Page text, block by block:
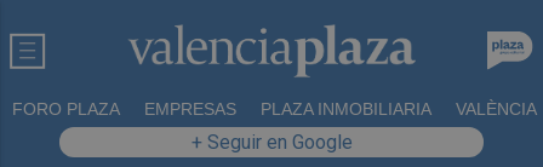
FORO PLAZA EMPRESAS PLAZA INMOBILIARIA VALÈNCIA
+ Seguir en Google